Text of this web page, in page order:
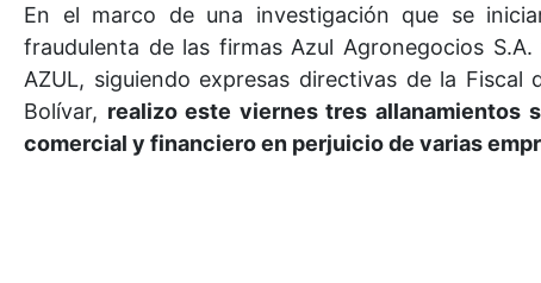
En el marco de una investigación que se
fraudulenta de las firmas Azul Agronegocios
AZUL, siguiendo expresas directivas de la
Bolívar, realizo este viernes tres allanamientos
comercial y financiero en perjuicio de varias